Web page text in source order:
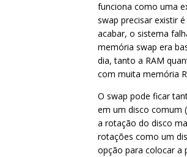
funciona como uma
swap precisar existir
acabar, o sistema
memória swap era
dia, tanto a RAM
com muita memória
O swap pode ficar
em um disco comum
a rotação do disco
rotações como um
opção para colocar a